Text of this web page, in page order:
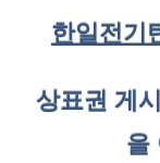
한일전기
상표권 게
을